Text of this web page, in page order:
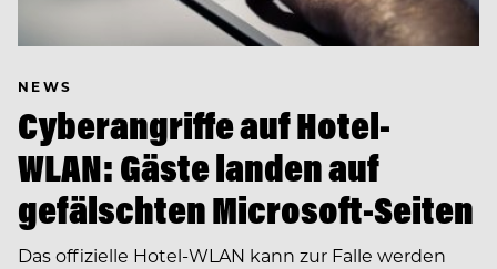
NEWS
Cyberangriffe auf Hotel-
WLAN: Gäste landen auf
gefälschten Microsoft-Seiten
Das offizielle Hotel-WLAN kann zur Falle werden